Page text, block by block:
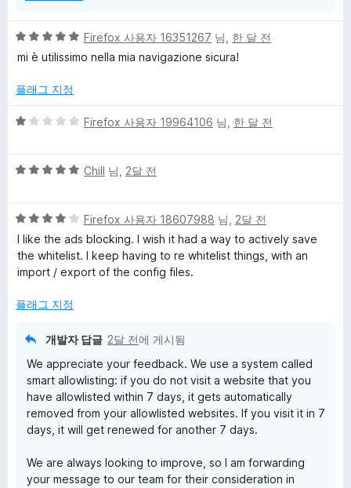
5
점
점
5
Firefox 사용자 16351267 님, 한 달 전
mi è utilissimo nella mia navigazione sicura!
플래그 지정
5
점
점
Firefox 사용자 19964106 님, 한 달 전
5
점
에
5
점
Chill 님, 2달 전
5
점
만
점
4
Firefox 사용자 18607988 님, 2달 전
I like the ads blocking. I wish it had a way to actively save
the whitelist. I keep having to re whitelist things, with an
import / export of the config files.
플래그 지정
개발자 답글 2달 전에 게시됨
We appreciate your feedback. We use a system called
smart allowlisting: if you do not visit a website that you
have allowlisted within 7 days, it gets automatically
removed from your allowlisted websites. If you visit it in 7
days, it will get renewed for another 7 days.
We are always looking to improve, so I am forwarding
your message to our team for their consideration in